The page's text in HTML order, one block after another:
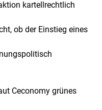
kartellrechtlich
ob der Einstieg eines
Ceconomy grünes